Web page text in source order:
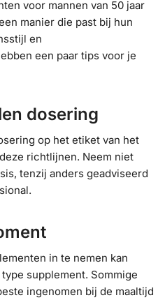
voor mannen van 50 jaar
manier die past bij hun
en
een paar tips voor je
dosering
op het etiket van het
richtlijnen. Neem niet
tenzij anders geadviseerd
in te nemen kan
supplement. Sommige
ingenomen bij de maaltijd